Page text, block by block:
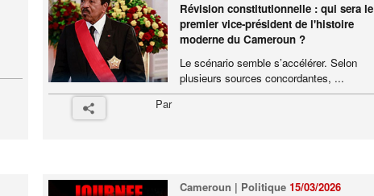
Révision constitutionnelle : qui sera le
premier vice-président de l'histoire
moderne du Cameroun ?
Le scénario semble s’accélérer. Selon
plusieurs sources concordantes, ...
Par
Cameroun | Politique 15/03/2026